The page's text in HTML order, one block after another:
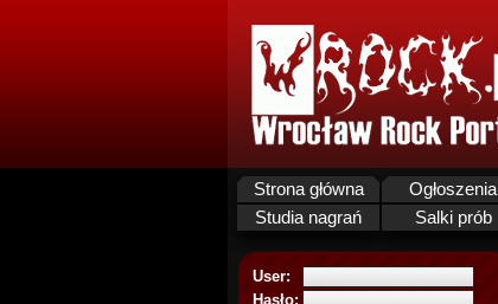
Strona główna Ogłoszenia
Studia nagrań
Salki prób
User:
Hasło: